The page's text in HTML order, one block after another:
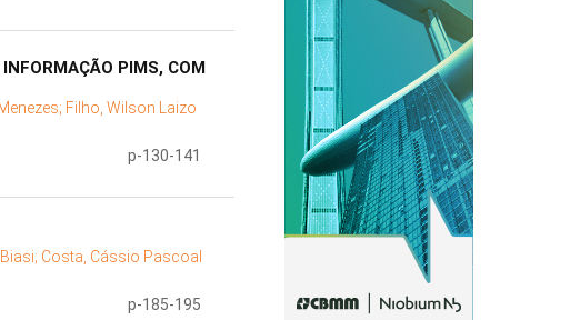
PIMS, COM
Filho, Wilson Laizo
p-130-141
Costa, Cássio Pascoal
p-185-195